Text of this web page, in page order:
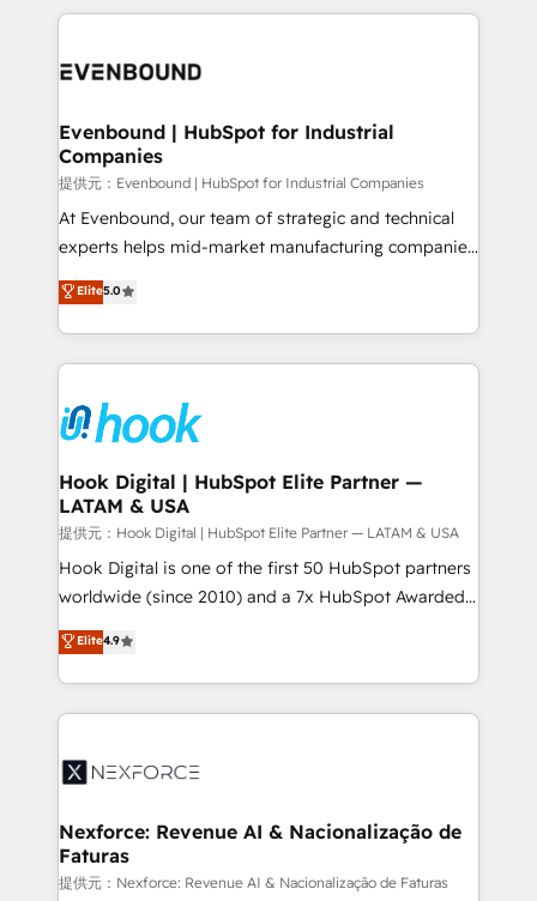
to accompany companies on their digital
to help you keep winning. What We Do ⚙️ CRM
Data & Content 📈 Sales & Marketing Alignment +
Agent Creation 🔄 Custom Integrations & Data
Migration Why 1406 We become part of your team.
Your team learns while we build. We fix what others
broke. Built for mid-market reality—practical
solutions that work with your actual headcount and
HubSpot partners 🔄 Top 5% globally in client
retention 📅 8+ years of consistent results since 2017
move beyond spreadsheets into unified systems
that drive real business results.
Evenbound | HubSpot for Industrial
Companies
提供元：Evenbound | HubSpot for Industrial Companies
At Evenbound, our team of strategic and technical
experts helps mid-market manufacturing companies
achieve real growth. We specialize in delivering
tailored solutions that drive results by leveraging
HubSpot’s platform and data to fuel success.
Technical Solutions: - HubSpot Technical Consulting -
Onboarding - Data Migration & Integrations -
Technical Audit & Optimization Strategic Solutions: -
Revenue Operations - Inbound Marketing -
Outbound Marketing - HubSpot CMS Website
Design & Development We empower our clients to
reach their full potential by providing transparent,
relationship-driven support. With over 300 HubSpot
technical know-how and strategic guidance you
need to succeed.
Elite5.0
Hook Digital | HubSpot Elite Partner —
LATAM & USA
提供元：Hook Digital | HubSpot Elite Partner — LATAM & USA
Hook Digital is one of the first 50 HubSpot partners
worldwide (since 2010) and a 7x HubSpot Awarded
Elite Partner. With 500+ projects across the U.S.,
Brazil, and LATAM, we combine global expertise with
regional experience. Today, we are Brazil’s largest
HubSpot Elite Partner—trusted by companies across
Implementation & Migration Onboarding across all
Station, Freshdesk, Intercom, and more. Custom
objects, automations, and integrations built for
growth. 🚀 AI-Driven GTM Orchestration Unify
Elite4.9
Nexforce: Revenue AI & Nacionalização de
Faturas
提供元：Nexforce: Revenue AI & Nacionalização de Faturas